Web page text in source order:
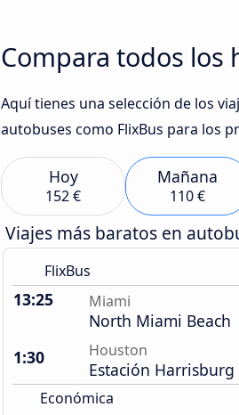
Compara todos los
Aquí tienes una selección de los
autobuses como FlixBus para los
Hoy
152 €
Mañana
110 €
Viajes más baratos en
FlixBus
13:25 Miami
North Miami Beach
1:30
Houston
Estación Harrisburg
Económica